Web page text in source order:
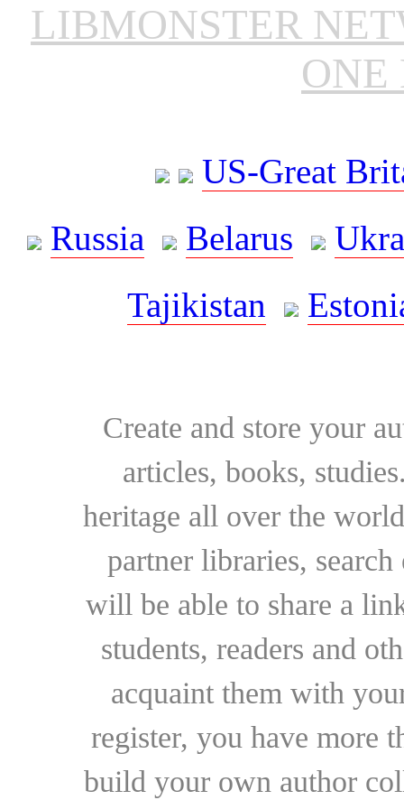
LIBMONSTER
ONE
US-Great
Russia
Belarus
Tajikistan
Create and store your
articles, books,
heritage all over the
partner libraries,
will be able to share a
students, readers and
acquaint them with
register, you have more
build your own author